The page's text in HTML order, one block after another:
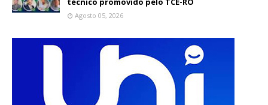
Agosto 05, 2026